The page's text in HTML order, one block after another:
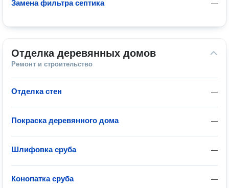
—
Замена фильтра септика
Отделка деревянных домов
Ремонт и строительство
—
Отделка стен
—
Покраска деревянного дома
—
Шлифовка сруба
—
Конопатка сруба